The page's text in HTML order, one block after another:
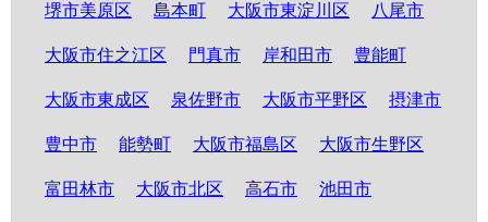
堺市美原区 島本町 大阪市東淀川区 八尾市
大阪市住之江区 門真市 岸和田市 豊能町
大阪市東成区 泉佐野市 大阪市平野区 摂津市
豊中市 能勢町 大阪市福島区 大阪市生野区
富田林市 大阪市北区 高石市 池田市